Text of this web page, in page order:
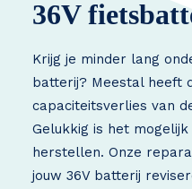
36V
Krijg je minder lang
batterij? Meestal heeft
capaciteitsverlies van
Gelukkig is het
herstellen. Onze
jouw 36V batterij